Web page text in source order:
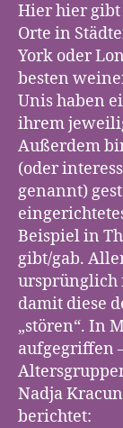
Hier hier
Orte in
York oder
besten
Unis haben
ihrem
Außerdem
(oder
genannt)
Beispiel in
gibt/gab.
ursprünglich
damit diese
„stören“. In
aufgegriffen
Nadja
berichtet: